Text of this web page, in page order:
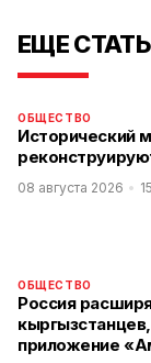
ЕЩЕ
ОБЩЕСТВО
Исторический
08 августа 2026
ОБЩЕСТВО
Россия
приложение